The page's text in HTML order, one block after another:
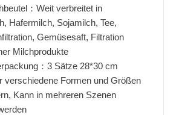
：Weit verbreitet in
Hafermilch, Sojamilch, Tee,
Gemüsesaft, Filtration
Milchprodukte
：3 Sätze 28*30 cm
verschiedene Formen und Größen
Kann in mehreren Szenen